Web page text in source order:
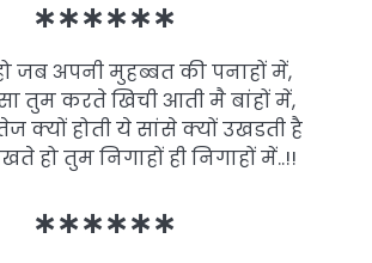
∗∗∗∗∗∗
जब अपनी मुहब्बत की पनाहों में,
तुम करते खिची आती मै बांहों में,
क्यों होती ये सांसे क्यों उखडती है
हो तुम निगाहों ही निगाहों में..!!
∗∗∗∗∗∗